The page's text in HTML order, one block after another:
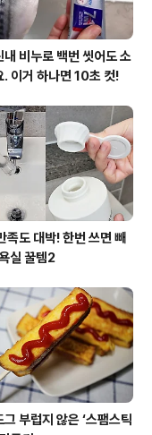
내 비누로 백번 씻어도 소
. 이거 하나면 10초 컷!
족도 대박! 한번 쓰면 빼
실 꿀템2
그 부럽지 않은 ‘스팸스틱